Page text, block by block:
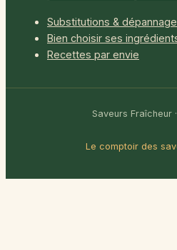
Substitutions &
Bien choisir ses
Recettes par envie
Saveurs Fraîcheur
Le comptoir des